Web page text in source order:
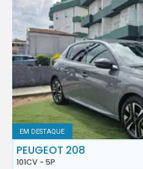
EM DESTAQUE
PEUGEOT 208
101CV - 5P